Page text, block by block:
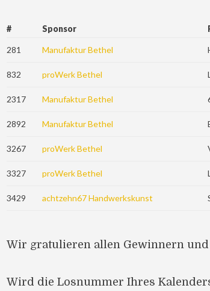
# Sponsor
281 Manufaktur Bethel
832 proWerk Bethel
2317 Manufaktur Bethel
2892 Manufaktur Bethel
3267 proWerk Bethel
3327 proWerk Bethel
3429 achtzehn67 Handwerkskunst
Wir gratulieren allen Gewinnern
Wird die Losnummer Ihres